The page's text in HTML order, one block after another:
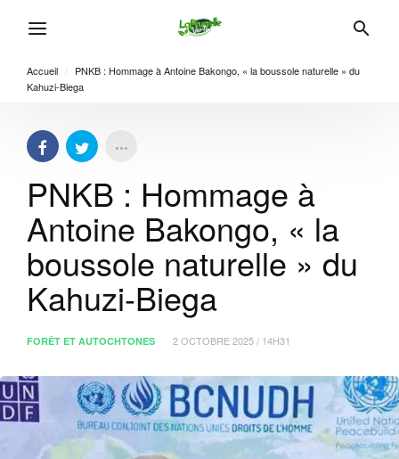
Accueil
PNKB : Hommage à Antoine Bakongo, « la boussole naturelle » du
Kahuzi-Biega
PNKB : Hommage à
Antoine Bakongo, « la
boussole naturelle » du
Kahuzi-Biega
FORÊT ET AUTOCHTONES 2 OCTOBRE 2025 / 14H31